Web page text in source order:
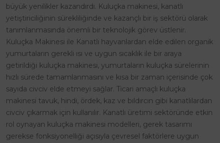
büyük yenilikler kazandırdı. Kuluçka makinesi, kanatlı
yetiştiriciliğinin sürekliliğinde ve kazançlı bir iş sektörü olarak
tanımlanmasında önemli bir teknolojik görev üstlenir.
Kuluçka Makinesi ile Kanatlı hayvanlardan elde edilen organik
yumurtaların gerekli ısı ve uygun sıcaklık ile bir araya
getirildiği kuluçka makinesi, yumurtaların kuluçka sürelerinin
hızlı sürede tamamlanmasını ve kısa bir zaman içerisinde çok
sayıda civciv elde etmeyi sağlar. Ticari amaçlı kuluçka
makinesi tavuk, hindi, ördek, kaz ve bıldırcın gibi kanatlılardan
civciv çıkarmak için kullanılır. Kanatlı üretimi sektöründe etkin
rol oynayan kuluçka makinesi modelleri, gerek tasarımı
gerekse fonksiyonelliği açısıyla çevresel faktörlere uygun